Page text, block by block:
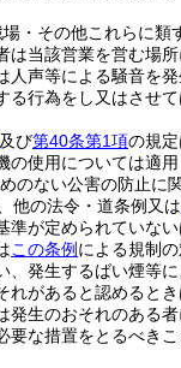
・その他これらに類
は当該営業を営む場
人声等による騒音を
る行為をし又はさせて
及び第40条第1項の規
の使用については適用
のない公害の防止に
他の法令・道条例又は
準が定められていな
この条例 による規制
、発生するばい煙等
れがあると認めると
発生のおそれのある
要な措置をとるべき